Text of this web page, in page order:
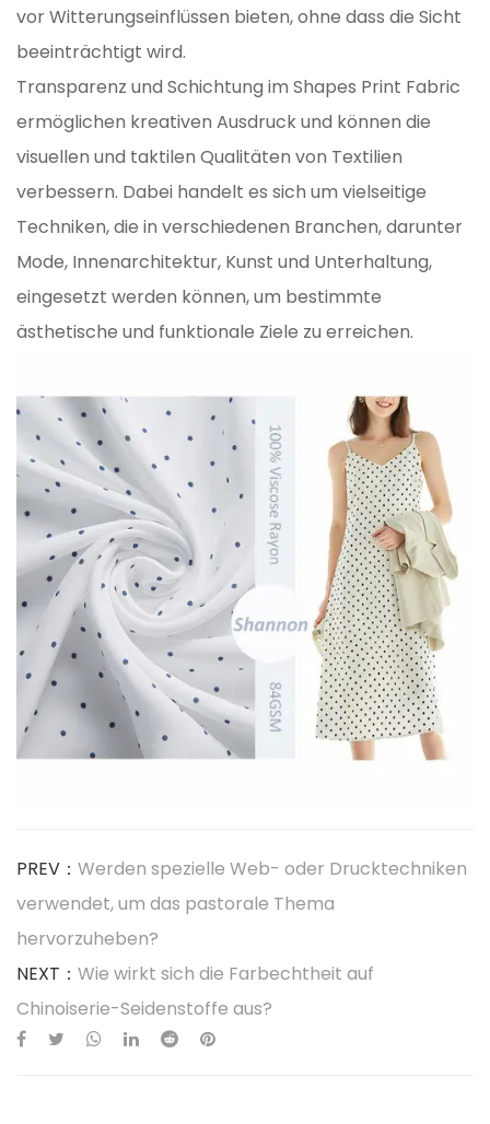
vor Witterungseinflüssen bieten, ohne dass die Sicht
beeinträchtigt wird.
Transparenz und Schichtung im Shapes Print Fabric
ermöglichen kreativen Ausdruck und können die
visuellen und taktilen Qualitäten von Textilien
verbessern. Dabei handelt es sich um vielseitige
Techniken, die in verschiedenen Branchen, darunter
Mode, Innenarchitektur, Kunst und Unterhaltung,
eingesetzt werden können, um bestimmte
ästhetische und funktionale Ziele zu erreichen.
PREV： Werden spezielle Web- oder Drucktechniken
verwendet, um das pastorale Thema
hervorzuheben?
NEXT： Wie wirkt sich die Farbechtheit auf
Chinoiserie-Seidenstoffe aus?